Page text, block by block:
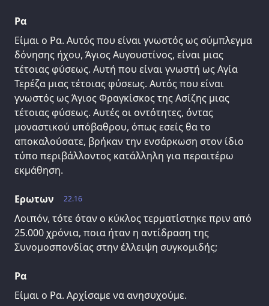
Ρα
Είμαι ο Ρα. Αυτός που είναι γνωστός ως σύμπλεγμα
δόνησης ήχου, Άγιος Αυγουστίνος, είναι μιας
τέτοιας φύσεως. Αυτή που είναι γνωστή ως Αγία
Τερέζα μιας τέτοιας φύσεως. Αυτός που είναι
γνωστός ως Άγιος Φραγκίσκος της Ασίζης μιας
τέτοιας φύσεως. Αυτές οι οντότητες, όντας
μοναστικού υπόβαθρου, όπως εσείς θα το
αποκαλούσατε, βρήκαν την ενσάρκωση στον ίδιο
τύπο περιβάλλοντος κατάλληλη για περαιτέρω
εκμάθηση.
22.16
Ερωτων
Λοιπόν, τότε όταν ο κύκλος τερματίστηκε πριν από
25.000 χρόνια, ποια ήταν η αντίδραση της
Συνομοσπονδίας στην έλλειψη συγκομιδής;
Ρα
Είμαι ο Ρα. Αρχίσαμε να ανησυχούμε.